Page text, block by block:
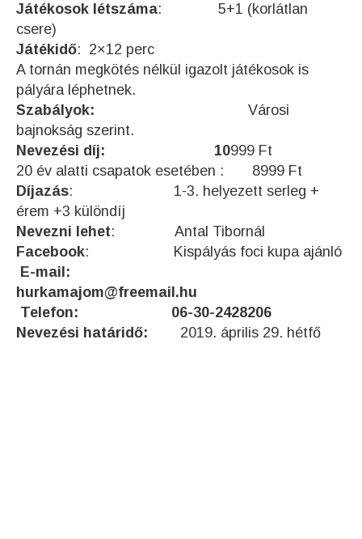
Játékosok létszáma: 5+1 (korlátlan
csere)
Játékidő: 2×12 perc
A tornán megkötés nélkül igazolt játékosok is
pályára léphetnek.
Szabályok: Városi
bajnokság szerint.
Nevezési díj: 10999 Ft
20 év alatti csapatok esetében : 8999 Ft
Díjazás: 1-3. helyezett serleg +
érem +3 különdíj
Nevezni lehet: Antal Tibornál
Facebook: Kispályás foci kupa ajánló
E-mail:
hurkamajom@freemail.hu
Telefon:
06-30-2428206
Nevezési határidő: 2019. április 29. hétfő